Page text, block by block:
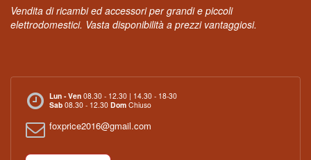
Vendita di ricambi ed accessori per grandi e piccoli
elettrodomestici. Vasta disponibilità a prezzi vantaggiosi.
Lun - Ven 08.30 - 12.30 | 14.30 - 18-30
Sab 08.30 - 12.30 Dom Chiuso
foxprice2016@gmail.com